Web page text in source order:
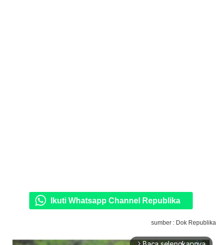
Ikuti Whatsapp Channel Republika
sumber : Dok Republika
arrow_forward_ios